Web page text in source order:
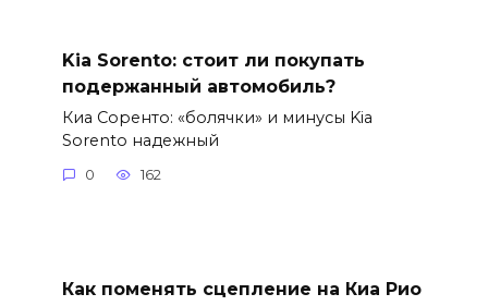
Kia Sorento: стоит ли покупать
подержанный автомобиль?
Киа Соренто: «болячки» и минусы Kia
Sorento надежный
0 162
Как поменять сцепление на Киа Рио